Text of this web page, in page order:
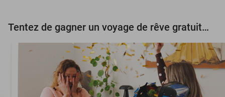
Tentez de gagner un voyage de rêve gratuit d'une valeur de 3.000 € !